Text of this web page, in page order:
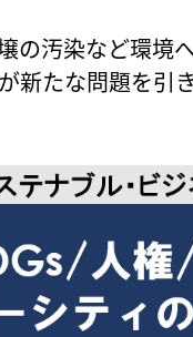
の汚染など環境
新たな問題を引